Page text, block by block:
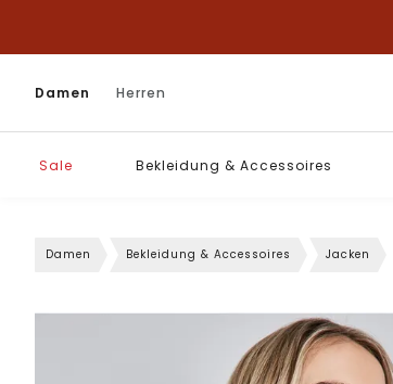
Damen Herren
Sale Bekleidung & Accessoires
Damen Bekleidung & Accessoires Jacken